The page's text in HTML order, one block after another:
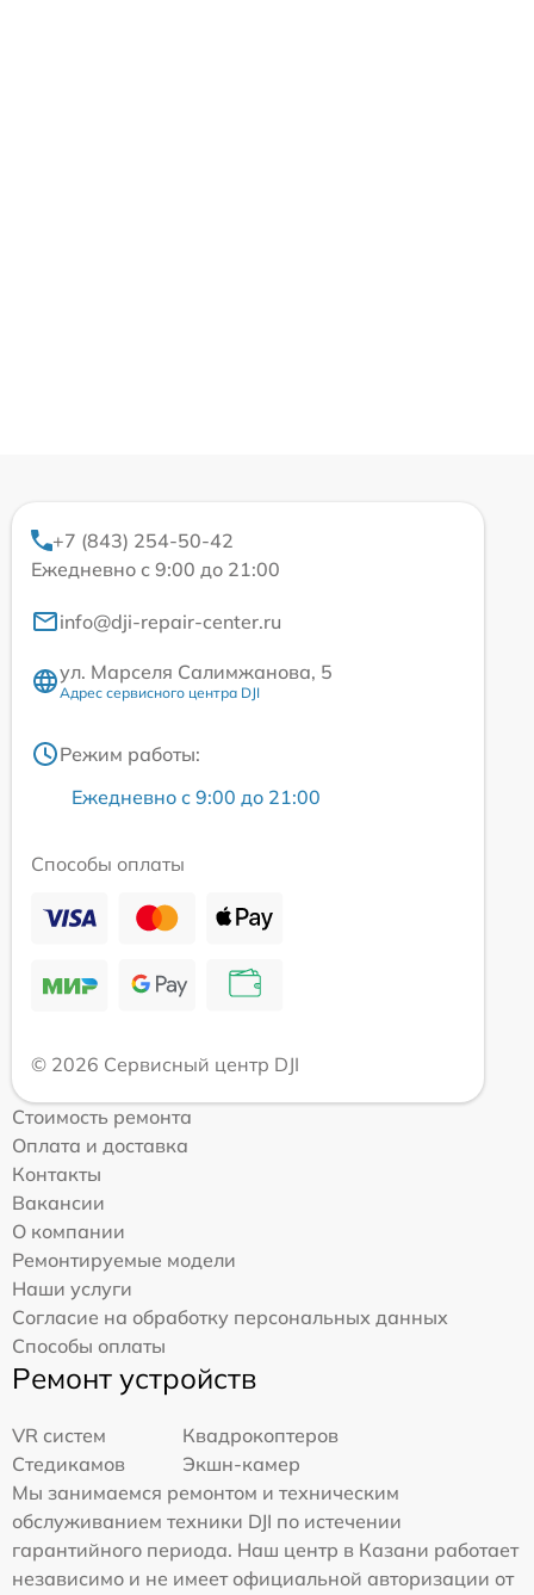
+7 (843) 254-50-42
Ежедневно с 9:00 до 21:00
info@dji-repair-center.ru
ул. Марселя Салимжанова, 5
Адрес сервисного центра DJI
Режим работы:
Ежедневно с 9:00 до 21:00
Способы оплаты
© 2026 Сервисный центр DJI
Стоимость ремонта
Оплата и доставка
Контакты
Вакансии
О компании
Ремонтируемые модели
Наши услуги
Согласие на обработку персональных данных
Способы оплаты
Ремонт устройств
VR систем
Квадрокоптеров
Стедикамов
Экшн-камер
Мы занимаемся ремонтом и техническим
обслуживанием техники DJI по истечении
гарантийного периода. Наш центр в Казани работает
независимо и не имеет официальной авторизации от